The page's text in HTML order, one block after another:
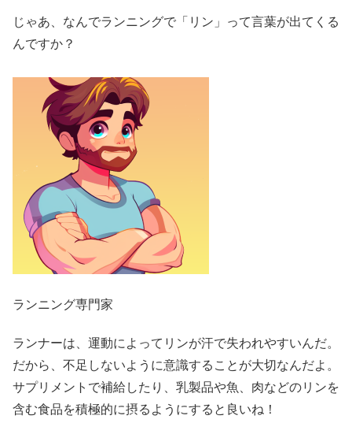
じゃあ、なんでランニングで「リン」って言葉が出てくる
んですか？
ランニング専門家
ランナーは、運動によってリンが汗で失われやすいんだ。
だから、不足しないように意識することが大切なんだよ。
サプリメントで補給したり、乳製品や魚、肉などのリンを
含む食品を積極的に摂るようにすると良いね！